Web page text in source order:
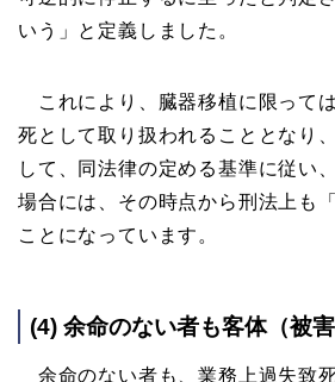
いう」と定義しました。
これにより、臓器移植に限って
死として取り扱われることとなり
して、同法律の定める基準に従い
場合には、その時点から刑法上も
ことになっています。
(4) 余命のない者も客体（被
余命のない者も、業務上過失致